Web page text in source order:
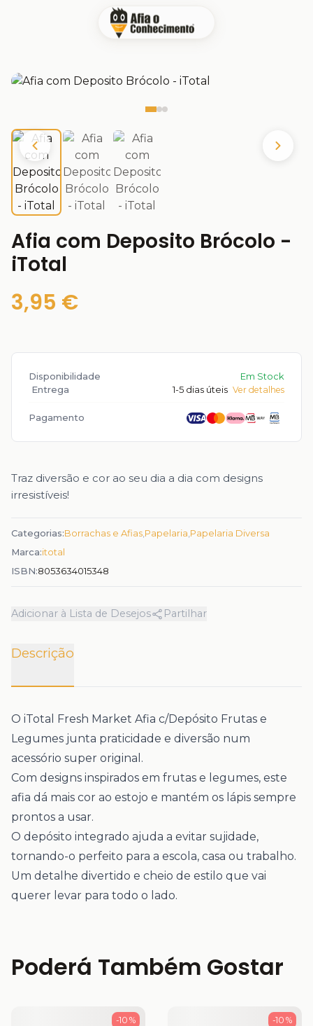
Descrição
O iTotal Fresh Market Afia c/Depósito Frutas e
Legumes junta praticidade e diversão num
acessório super original.
Com designs inspirados em frutas e legumes, este
afia dá mais cor ao estojo e mantém os lápis sempre
prontos a usar.
O depósito integrado ajuda a evitar sujidade,
tornando-o perfeito para a escola, casa ou trabalho.
Um detalhe divertido e cheio de estilo que vai
querer levar para todo o lado.
Afia com Deposito Brócolo -
iTotal
3,95 €
Disponibilidade
Em Stock
Entrega
1-5 dias úteis Ver detalhes
Pagamento
Traz diversão e cor ao seu dia a dia com designs
irresistíveis!
Categorias:Borrachas e Afias Papelaria Papelaria Diversa
Marca:itotal
ISBN:8053634015348
Adicionar à Lista de Desejos Partilhar
Poderá Também Gostar
-10 % -10 %